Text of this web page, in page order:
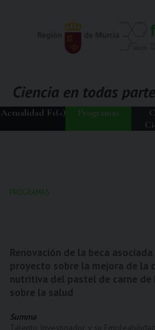
Actualidad Fs(+) Programas
PROGRAMAS
Summa